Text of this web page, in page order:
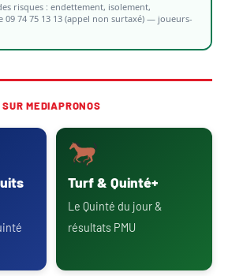
risques : endettement, isolement,
09 74 75 13 13 (appel non surtaxé) — joueurs-
MEDIAPRONOS
Turf & Quinté+
Le Quinté du jour &
résultats PMU